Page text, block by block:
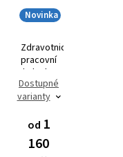
Novinka
Zdravotnická
pracovní
halenka
AVA Flex
3101
Dostupné
varianty
od 1
160